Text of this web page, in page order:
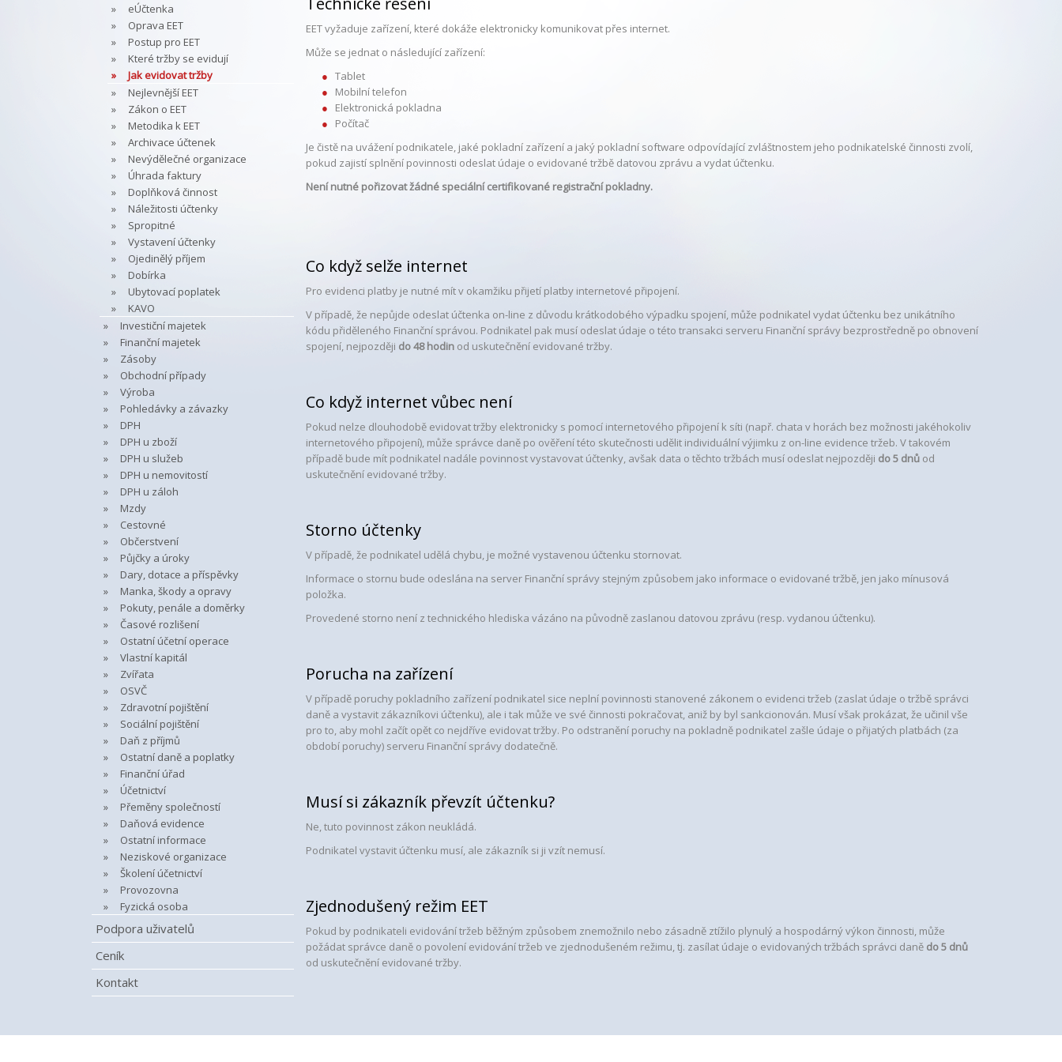
eÚčtenka
Oprava EET
Postup pro EET
Které tržby se evidují
Jak evidovat tržby
Nejlevnější EET
Zákon o EET
Metodika k EET
Archivace účtenek
Nevýdělečné organizace
Úhrada faktury
Doplňková činnost
Náležitosti účtenky
Spropitné
Vystavení účtenky
Ojedinělý příjem
Dobírka
Ubytovací poplatek
KAVO
Investiční majetek
Finanční majetek
Zásoby
Obchodní případy
Výroba
Pohledávky a závazky
DPH
DPH u zboží
DPH u služeb
DPH u nemovitostí
DPH u záloh
Mzdy
Cestovné
Občerstvení
Půjčky a úroky
Dary, dotace a příspěvky
Manka, škody a opravy
Pokuty, penále a doměrky
Časové rozlišení
Ostatní účetní operace
Vlastní kapitál
Zvířata
OSVČ
Zdravotní pojištění
Sociální pojištění
Daň z příjmů
Ostatní daně a poplatky
Finanční úřad
Účetnictví
Přeměny společností
Daňová evidence
Ostatní informace
Neziskové organizace
Školení účetnictví
Provozovna
Fyzická osoba
Podpora uživatelů
Ceník
Kontakt
EET vyžaduje zařízení, které dokáže elektronicky komunikovat přes internet.
Může se jednat o následující zařízení:
Tablet
Mobilní telefon
Elektronická pokladna
Počítač
Je čistě na uvážení podnikatele, jaké pokladní zařízení a jaký pokladní software odpovídající zvláštnostem jeho podnikatelské činnosti zvolí,
pokud zajistí splnění povinnosti odeslat údaje o evidované tržbě datovou zprávu a vydat účtenku.
Není nutné pořizovat žádné speciální certifikované registrační pokladny.
Co když selže internet
Pro evidenci platby je nutné mít v okamžiku přijetí platby internetové připojení.
V případě, že nepůjde odeslat účtenka on-line z důvodu krátkodobého výpadku spojení, může podnikatel vydat účtenku bez unikátního
kódu přiděleného Finanční správou. Podnikatel pak musí odeslat údaje o této transakci serveru Finanční správy bezprostředně po obnovení
spojení, nejpozději do 48 hodin od uskutečnění evidované tržby.
Co když internet vůbec není
Pokud nelze dlouhodobě evidovat tržby elektronicky s pomocí internetového připojení k síti (např. chata v horách bez možnosti jakéhokoliv
internetového připojení), může správce daně po ověření této skutečnosti udělit individuální výjimku z on-line evidence tržeb. V takovém
případě bude mít podnikatel nadále povinnost vystavovat účtenky, avšak data o těchto tržbách musí odeslat nejpozději do 5 dnů od
uskutečnění evidované tržby.
Storno účtenky
V případě, že podnikatel udělá chybu, je možné vystavenou účtenku stornovat.
Informace o stornu bude odeslána na server Finanční správy stejným způsobem jako informace o evidované tržbě, jen jako mínusová
položka.
Provedené storno není z technického hlediska vázáno na původně zaslanou datovou zprávu (resp. vydanou účtenku).
Porucha na zařízení
V případě poruchy pokladního zařízení podnikatel sice neplní povinnosti stanovené zákonem o evidenci tržeb (zaslat údaje o tržbě správci
daně a vystavit zákazníkovi účtenku), ale i tak může ve své činnosti pokračovat, aniž by byl sankcionován. Musí však prokázat, že učinil vše
pro to, aby mohl začít opět co nejdříve evidovat tržby. Po odstranění poruchy na pokladně podnikatel zašle údaje o přijatých platbách (za
období poruchy) serveru Finanční správy dodatečně.
Musí si zákazník převzít účtenku?
Ne, tuto povinnost zákon neukládá.
Podnikatel vystavit účtenku musí, ale zákazník si ji vzít nemusí.
Zjednodušený režim EET
Pokud by podnikateli evidování tržeb běžným způsobem znemožnilo nebo zásadně ztížilo plynulý a hospodárný výkon činnosti, může
požádat správce daně o povolení evidování tržeb ve zjednodušeném režimu, tj. zasílat údaje o evidovaných tržbách správci daně do 5 dnů
od uskutečnění evidované tržby.